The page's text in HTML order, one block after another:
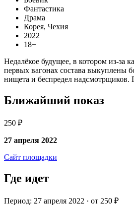
Фантастика
Драма
Корея, Чехия
2022
18+
Недалёкое будущее, в котором из-за
первых вагонах состава выкуплены
нищета и беспредел надсмотрщиков.
Ближайший показ
250 ₽
27 апреля 2022
Сайт площадки
Где идет
Период: 27 апреля 2022 · от 250 ₽